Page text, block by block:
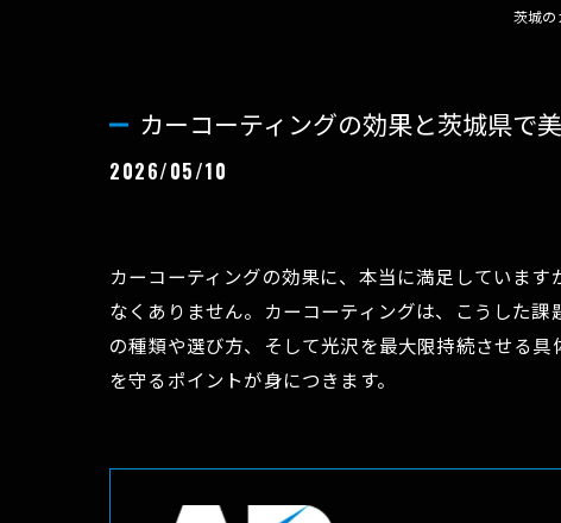
茨城の
カーコーティングの効果と茨城県で
2026/05/10
カーコーティングの効果に、本当に満足していま
なくありません。カーコーティングは、こうした
の種類や選び方、そして光沢を最大限持続させる
を守るポイントが身につきます。